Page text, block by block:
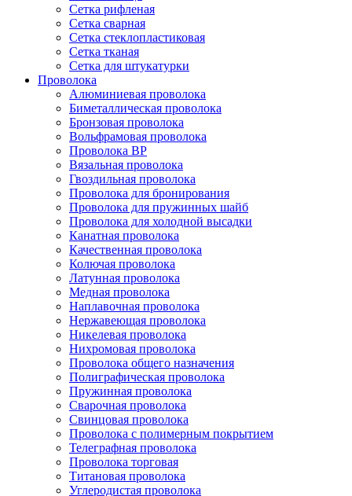
Сетка рифленая
Сетка сварная
Сетка стеклопластиковая
Сетка тканая
Сетка для штукатурки
Проволока
Алюминиевая проволока
Биметаллическая проволока
Бронзовая проволока
Вольфрамовая проволока
Проволока ВР
Вязальная проволока
Гвоздильная проволока
Проволока для бронирования
Проволока для пружинных шайб
Проволока для холодной высадки
Канатная проволока
Качественная проволока
Колючая проволока
Латунная проволока
Медная проволока
Наплавочная проволока
Нержавеющая проволока
Никелевая проволока
Нихромовая проволока
Проволока общего назначения
Полиграфическая проволока
Пружинная проволока
Сварочная проволока
Свинцовая проволока
Проволока с полимерным покрытием
Телеграфная проволока
Проволока торговая
Титановая проволока
Углеродистая проволока